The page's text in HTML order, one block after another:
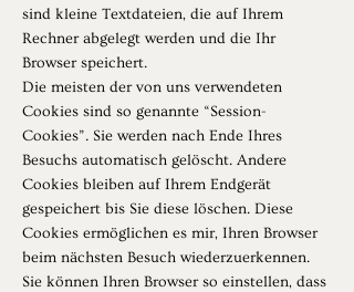
sind kleine Textdateien, die auf Ihrem
Rechner abgelegt werden und die Ihr
Browser speichert.
Die meisten der von uns verwendeten
Cookies sind so genannte “Session-
Cookies”. Sie werden nach Ende Ihres
Besuchs automatisch gelöscht. Andere
Cookies bleiben auf Ihrem Endgerät
gespeichert bis Sie diese löschen. Diese
Cookies ermöglichen es mir, Ihren Browser
beim nächsten Besuch wiederzuerkennen.
Sie können Ihren Browser so einstellen, dass